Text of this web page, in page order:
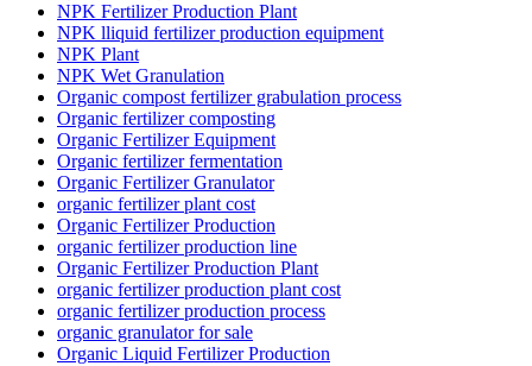
NPK Fertilizer Production Plant
NPK lliquid fertilizer production equipment
NPK Plant
NPK Wet Granulation
Organic compost fertilizer grabulation process
Organic fertilizer composting
Organic Fertilizer Equipment
Organic fertilizer fermentation
Organic Fertilizer Granulator
organic fertilizer plant cost
Organic Fertilizer Production
organic fertilizer production line
Organic Fertilizer Production Plant
organic fertilizer production plant cost
organic fertilizer production process
organic granulator for sale
Organic Liquid Fertilizer Production